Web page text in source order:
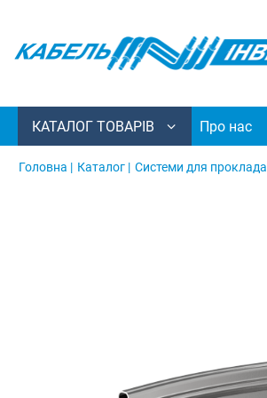
КАТАЛОГ ТОВАРІВ Про нас
Головна | Каталог | Системи для